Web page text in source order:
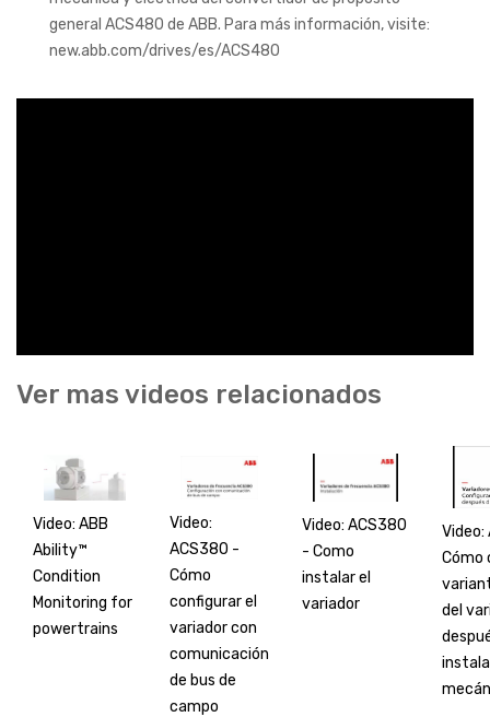
general ACS480 de ABB. Para más información, visite:
new.abb.com/drives/es/ACS480
Ver mas videos relacionados
Video: ABB
Ability™
Condition
Monitoring for
powertrains
Video:
ACS380 -
Cómo
configurar el
variador con
comunicación
de bus de
campo
Video: ACS380
- Como
instalar el
variador
Video:
Cómo
del